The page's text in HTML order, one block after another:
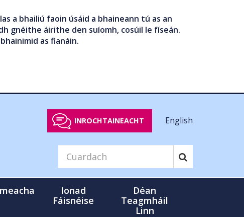
a bhailiú faoin úsáid a bhaineann tú as an
gnéithe áirithe den suíomh, cosúil le físeán.
as fianáin.
INROCHTAINEACHT English
Ionad
Fáisnéise
Déan
Teagmháil
Linn